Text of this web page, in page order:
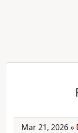
Mar 21, 2026»